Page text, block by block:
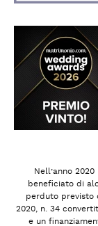
Nell’anno
beneficiato di
perduto previsto
2020, n. 34
e un